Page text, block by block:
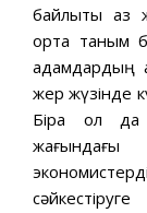
байлықты аз
ортақ таным
адамдардың
жер жүзінде
Бірақ ол да
жағындағы